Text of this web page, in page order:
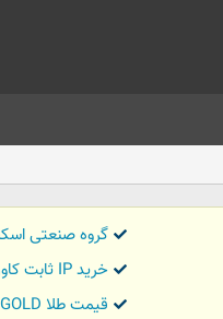
گروه صنعتی
خرید IP ثابت کاور تریدر
قیمت طلا GOLD